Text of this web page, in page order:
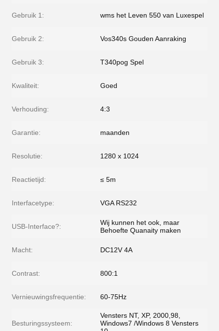
Gebruik 1: wms het Leven 550 van Luxespel
Gebruik 2: Vos340s Gouden Aanraking
Gebruik 3: T340pog Spel
Kwaliteit: Goed
Verhouding: 4:3
Garantie: maanden
Resolutie: 1280 x 1024
Reactietijd: ≤ 5m
Interfacetype: VGA RS232
USB-Interface?:
Wij kunnen het ook, maar
Behoefte Quanaity maken
Macht: DC12V 4A
Contrast: 800:1
Vernieuwingsfrequentie: 60-75Hz
Besturingssysteem:
Vensters NT, XP, 2000,98,
Windows7 /Windows 8 Vensters